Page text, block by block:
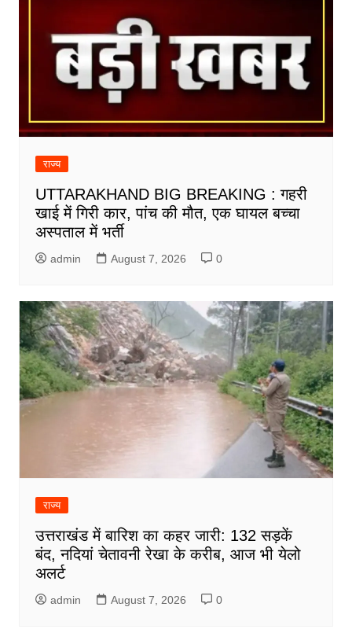
राज्य
UTTARAKHAND BIG BREAKING : गहरी
खाई में गिरी कार, पांच की मौत, एक घायल बच्चा
अस्पताल में भर्ती
admin August 7, 2026 0
राज्य
उत्तराखंड में बारिश का कहर जारी: 132 सड़कें
बंद, नदियां चेतावनी रेखा के करीब, आज भी येलो
अलर्ट
admin August 7, 2026 0